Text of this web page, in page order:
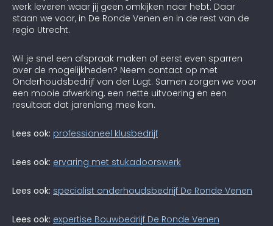
werk leveren waar jij geen omkijken naar hebt. Daar
staan we voor, in De Ronde Venen en in de rest van de
regio Utrecht.
Wil je snel een afspraak maken of eerst even sparren
over de mogelijkheden? Neem contact op met
Onderhoudsbedrijf van der Lugt. Samen zorgen we voor
een mooie afwerking, een nette uitvoering en een
resultaat dat jarenlang mee kan.
Lees ook: professioneel klusbedrijf
Lees ook: ervaring met stukadoorswerk
Lees ook: specialist onderhoudsbedrijf De Ronde Venen
Lees ook: expertise Bouwbedrijf De Ronde Venen